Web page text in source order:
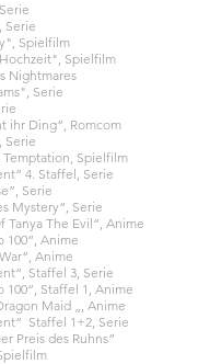
Serie
Spielfilm
Spielfilm
Nightmares
Serie
Serie
Ding“, Romcom
Serie
Spielfilm
4. Staffel, Serie
Serie
Mystery“, Serie
The Evil“, Anime
100“, Anime
War“, Anime
Staffel 3, Serie
Staffel 1, Anime
Maid „, Anime
Staffel 1+2, Serie
Preis des Ruhns“
Spielfilm